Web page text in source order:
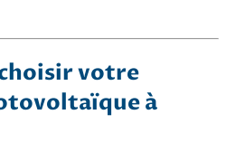
votre
à